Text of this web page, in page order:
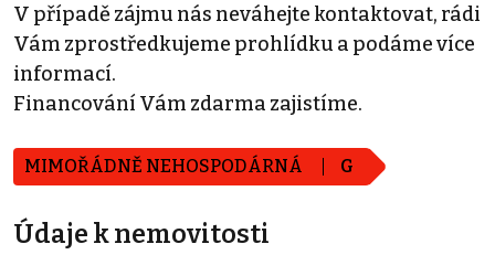
V případě zájmu nás neváhejte kontaktovat, rádi
Vám zprostředkujeme prohlídku a podáme více
informací.
Financování Vám zdarma zajistíme.
MIMOŘÁDNĚ NEHOSPODÁRNÁ G
Údaje k nemovitosti